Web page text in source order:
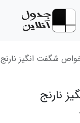
شگفت انگیز نارنج
نارنج